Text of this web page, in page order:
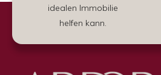
idealen Immobilie
helfen kann.